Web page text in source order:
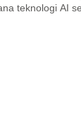
teknologi AI